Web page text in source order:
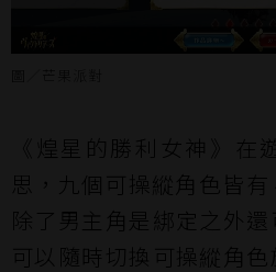
《煌星的勝利女神》在
思，九個可操縱角色皆
除了男主角是綁定之外還
可以隨時切換可操縱角